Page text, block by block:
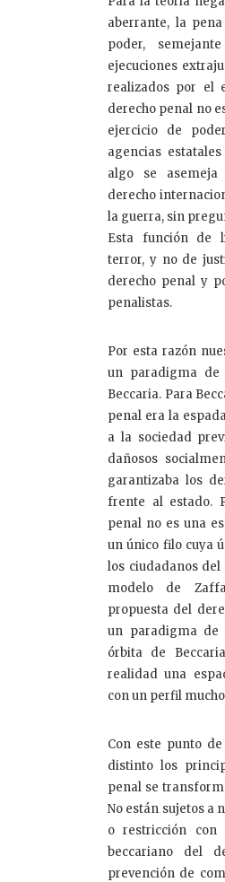
aberrante, la
poder,
ejecuciones
realizados por el
derecho penal no
ejercicio de
agencias
algo se
derecho
la guerra, sin
Esta función de
terror, y no de
derecho penal y
penalistas.
Por esta razón
un paradigma
Beccaria. Para
penal era la
a la sociedad
dañosos
garantizaba los
frente al estado.
penal no es una
un único filo cuya
los ciudadanos del
modelo de
propuesta del
un paradigma de
órbita de
realidad una
con un perfil
Con este punto
distinto los
penal se
No están sujetos a
o restricción
beccariano del
prevención de